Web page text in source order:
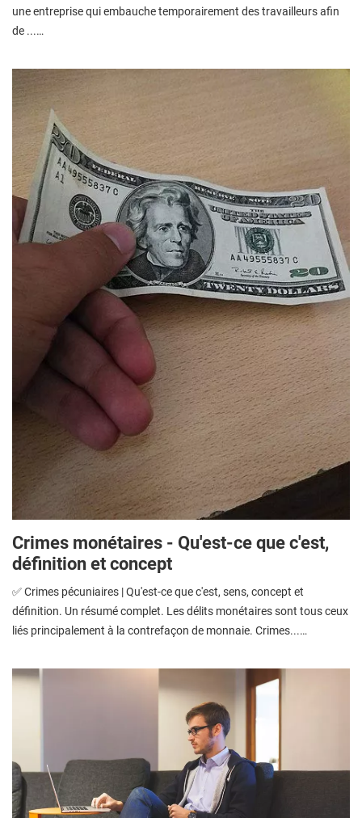
une entreprise qui embauche temporairement des travailleurs afin
de ...…
Crimes monétaires - Qu'est-ce que c'est,
définition et concept
✅ Crimes pécuniaires | Qu'est-ce que c'est, sens, concept et
définition. Un résumé complet. Les délits monétaires sont tous ceux
liés principalement à la contrefaçon de monnaie. Crimes...…